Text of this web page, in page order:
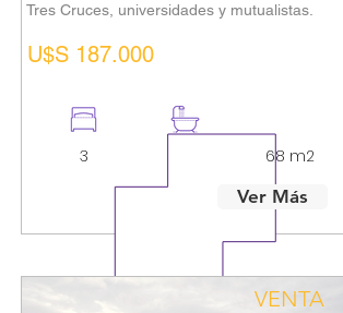
Tres Cruces, universidades y mutualistas.
U$S 187.000
3
68 m2
Ver Más
VENTA